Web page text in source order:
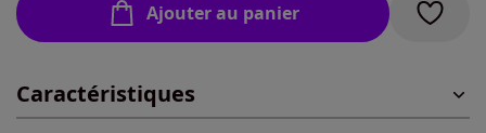
48 -En stock
50 -En stock
Ajouter au panier
Caractéristiques